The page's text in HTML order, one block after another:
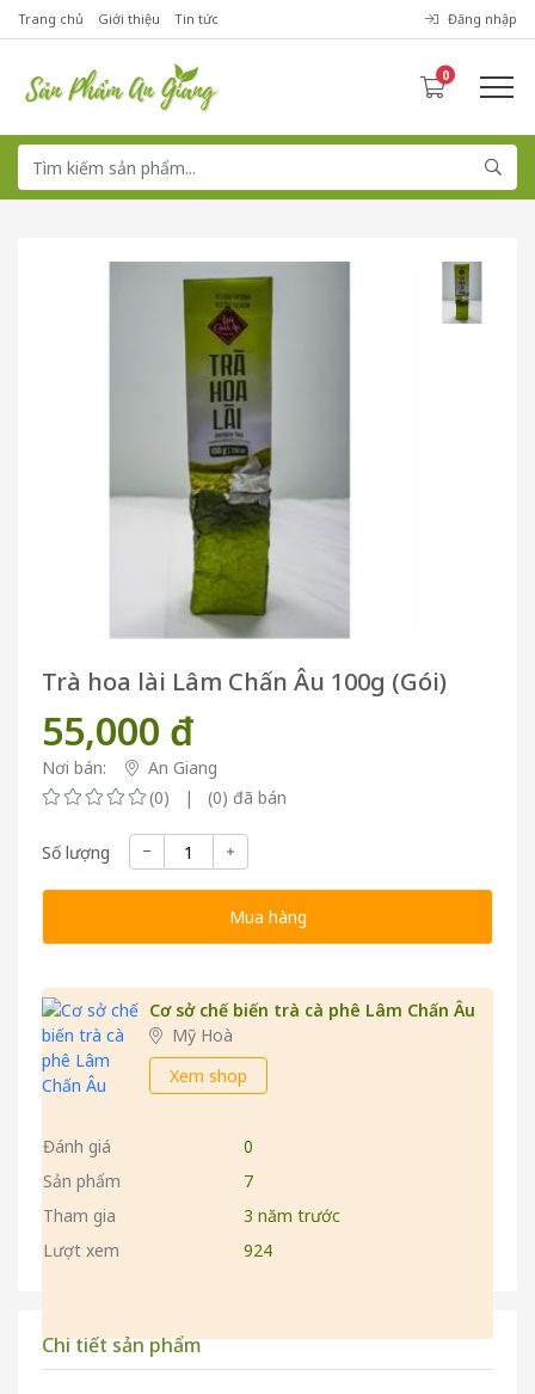
Trang chủ Giới thiệu Tin tức Đăng nhập
0
Trà hoa lài Lâm Chấn Âu 100g (Gói)
55,000 đ
Nơi bán:
An Giang
(0) | (0) đã bán
Số lượng
Mua hàng
Cơ sở chế biến trà cà phê Lâm Chấn Âu
Mỹ Hoà
Xem shop
Đánh giá
0
Sản phẩm
7
Tham gia
3 năm trước
Lượt xem
924
Chi tiết sản phẩm